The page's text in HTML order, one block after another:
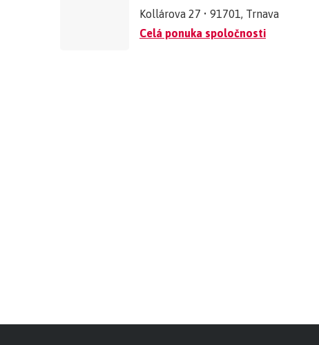
Kollárova 27 • 91701, Trnava
Celá ponuka spoločnosti